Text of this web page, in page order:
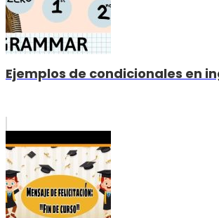
Ejemplos de condicionales en